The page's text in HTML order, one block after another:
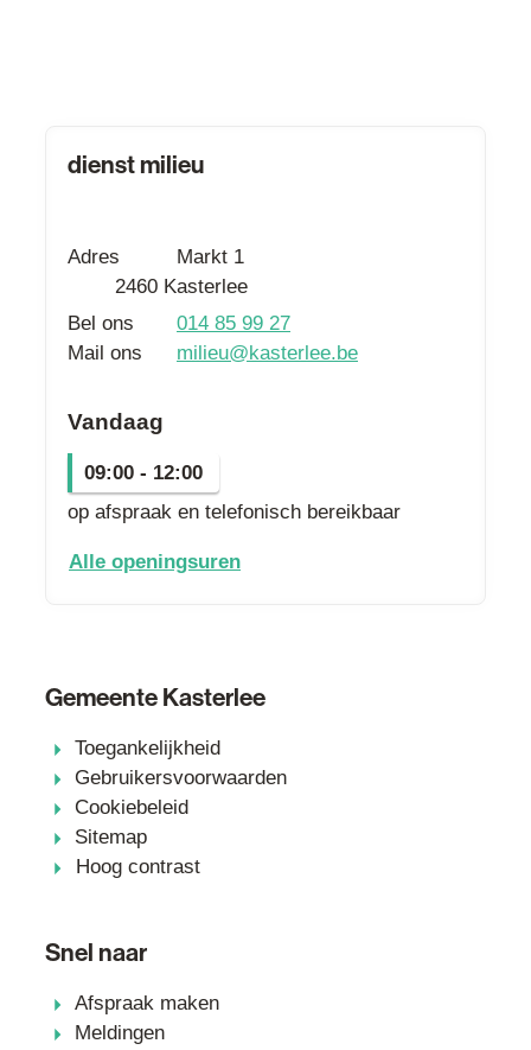
dienst milieu
Adres
Markt 1
,
2460 Kasterlee
Bel ons
014 85 99 27
Mail ons
milieu@kasterlee.be
Vandaag
09:00 - 12:00
op afspraak en telefonisch bereikbaar
Alle openingsurendienst milieu
Gemeente Kasterlee
Toegankelijkheid
Gebruikersvoorwaarden
Cookiebeleid
Sitemap
Hoog contrast
Snel naar
Afspraak maken
Meldingen